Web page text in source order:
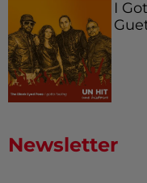
I
Newsletter